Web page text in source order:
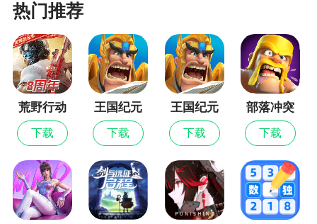
热门推荐
荒野行动
下载
王国纪元
下载
王国纪元
最新版
下载
部落冲突
下载